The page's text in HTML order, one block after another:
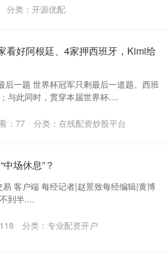
分类： 开源优配
看好阿根廷、4家押西班牙，Kimi给
后一题 世界杯冠军只剩最后一道题。西班
与此同时，贯穿本届世界杯....
： 77 分类： 在线配资炒股平台
场休息”？
客户端 每经记者|赵景致每经编辑|黄博
到半....
118 分类： 专业配资开户